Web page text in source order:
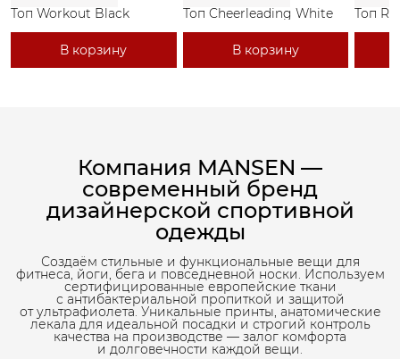
Топ Workout Black
В корзину
Топ Cheerleading White
В корзину
Топ
Компания MANSEN —
современный бренд
дизайнерской спортивной
одежды
Создаём стильные и функциональные вещи для
фитнеса, йоги, бега и повседневной носки. Используем
сертифицированные европейские ткани
с антибактериальной пропиткой и защитой
от ультрафиолета. Уникальные принты, анатомические
лекала для идеальной посадки и строгий контроль
качества на производстве — залог комфорта
и долговечности каждой вещи.